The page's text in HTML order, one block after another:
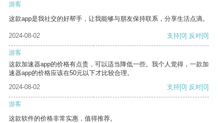
游客
这款app是我社交的好帮手，让我能够与朋友保持联系，分享生活点滴。
2024-08-02 支持[0] 反对[0]
游客
这款加速器app的价格有点贵，可以适当降低一些。我个人觉得，一款加
速器app的价格应该在50元以下才比较合理。
2024-08-02
支持[0] 反对[0]
游客
这款软件的价格非常实惠，值得推荐。